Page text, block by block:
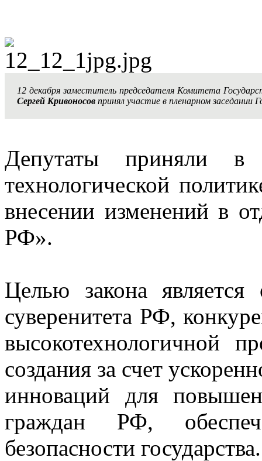
12 декабря заместитель председателя Комитета
Сергей Кривоносов принял участие в пленарном заседании
Депутаты приняли
технологической
внесении изменений в
РФ».
Целью закона является
суверенитета РФ,
высокотехнологичной
создания за счет
инноваций для
граждан РФ,
безопасности